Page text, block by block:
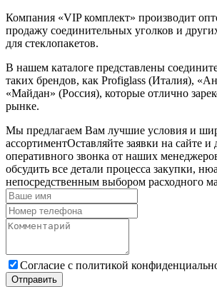
Компания «VIP комплект» производит
продажу соединительных уголков и
для стеклопакетов.
В нашем каталоге представлены
таких брендов, как Profiglass (Италия),
«Майдан» (Россия), которые отлично
рынке.
Мы предлагаем Вам лучшие условия и
ассортиментОставляйте заявки на сайте и
оперативного звонка от наших
обсудить все детали процесса закупки,
непосредственным выбором расходного
Cогласие с политикой
Отправить